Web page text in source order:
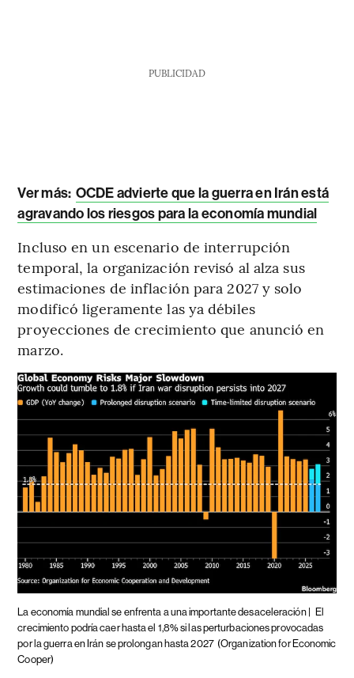
PUBLICIDAD
Ver más: OCDE advierte que la guerra en Irán está
agravando los riesgos para la economía mundial
Incluso en un escenario de interrupción
temporal, la organización revisó al alza sus
estimaciones de inflación para 2027 y solo
modificó ligeramente las ya débiles
proyecciones de crecimiento que anunció en
marzo.
La economía mundial se enfrenta a una importante desaceleración |
El
crecimiento podría caer hasta el 1,8% si las perturbaciones provocadas
por la guerra en Irán se prolongan hasta 2027 (Organization for Economic
Cooper)